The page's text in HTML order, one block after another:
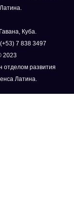
Куба.
7 838 3497
2023
отделом развития
Латина.